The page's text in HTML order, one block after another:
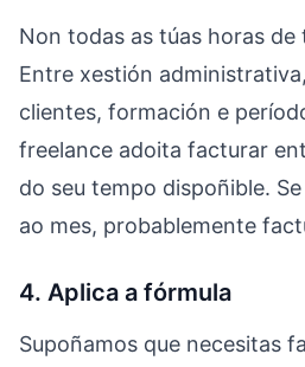
Non todas as túas horas
Entre xestión
clientes, formación e
freelance adoita facturar
do seu tempo dispoñible.
ao mes, probablemente
4. Aplica a fórmula
Supoñamos que necesitas